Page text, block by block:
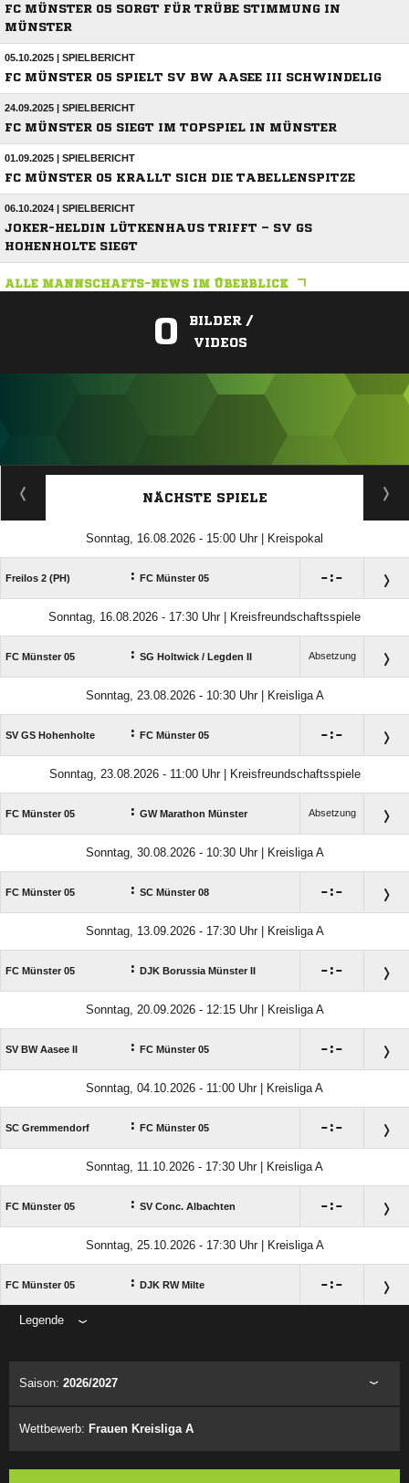
FC MÜNSTER 05 SORGT FÜR TRÜBE STIMMUNG IN
MÜNSTER
05.10.2025 | SPIELBERICHT
FC MÜNSTER 05 SPIELT SV BW AASEE III SCHWINDELIG
24.09.2025 | SPIELBERICHT
FC MÜNSTER 05 SIEGT IM TOPSPIEL IN MÜNSTER
01.09.2025 | SPIELBERICHT
FC MÜNSTER 05 KRALLT SICH DIE TABELLENSPITZE
06.10.2024 | SPIELBERICHT
JOKER-HELDIN LÜTKENHAUS TRIFFT – SV GS
HOHENHOLTE SIEGT
ALLE MANNSCHAFTS-NEWS IM ÜBERBLICK
0
BILDER /
VIDEOS
ANZEIGE
NÄCHSTE SPIELE
Sonntag, 16.08.2026 - 15:00 Uhr | Kreispokal
Freilos 2 (PH) : FC Münster 05 :
Sonntag, 16.08.2026 - 17:30 Uhr | Kreisfreundschaftsspiele
FC Münster 05 : SG Holtwick /​ Legden II Absetzung
Sonntag, 23.08.2026 - 10:30 Uhr | Kreisliga A
SV GS Hohenholte : FC Münster 05 :
Sonntag, 23.08.2026 - 11:00 Uhr | Kreisfreundschaftsspiele
FC Münster 05 : GW Marathon Münster Absetzung
Sonntag, 30.08.2026 - 10:30 Uhr | Kreisliga A
FC Münster 05 : SC Münster 08 :
Sonntag, 13.09.2026 - 17:30 Uhr | Kreisliga A
FC Münster 05 : DJK Borussia Münster II :
Sonntag, 20.09.2026 - 12:15 Uhr | Kreisliga A
SV BW Aasee II : FC Münster 05 :
Sonntag, 04.10.2026 - 11:00 Uhr | Kreisliga A
SC Gremmendorf : FC Münster 05 :
Sonntag, 11.10.2026 - 17:30 Uhr | Kreisliga A
FC Münster 05 : SV Conc. Albachten :
Sonntag, 25.10.2026 - 17:30 Uhr | Kreisliga A
FC Münster 05 : DJK RW Milte :
Legende
Saison: 2026/2027
Wettbewerb: Frauen Kreisliga A